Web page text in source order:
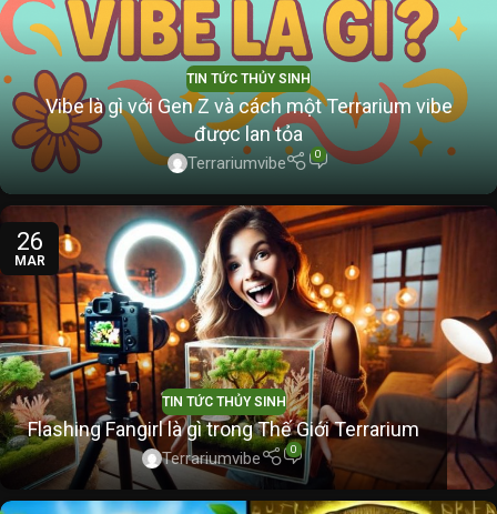
TIN TỨC THỦY SINH
Vibe là gì với Gen Z và cách một Terrarium vibe
được lan tỏa
Terrariumvibe 0
26
MAR
TIN TỨC THỦY SINH
Flashing Fangirl là gì trong Thế Giới Terrarium
Terrariumvibe 0